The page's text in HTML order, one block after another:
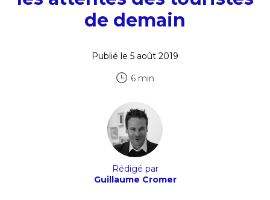
de demain
Publié le 5 août 2019
6 min
Rédigé par
Guillaume Cromer